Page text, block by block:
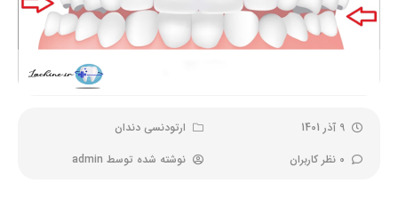
9 آذر 1401
ارتودنسی دندان
0 نظر کاربران
نوشته شده توسط admin